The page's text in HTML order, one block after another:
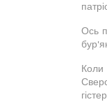
Ось
Коли